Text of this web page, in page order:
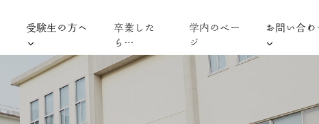
受験生の方へ
卒業した
ら…
学内のペー
ジ
お問い合